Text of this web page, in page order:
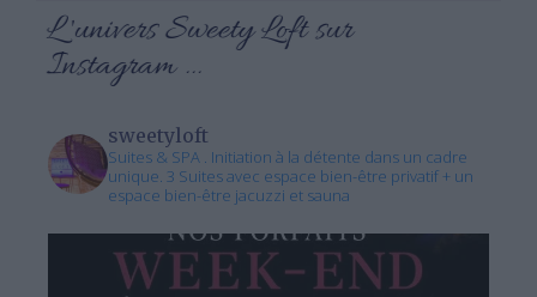
L 'univers Sweety Loft sur
Instagram ...
sweetyloft
Suites & SPA . Initiation à la détente dans un cadre
unique. 3 Suites avec espace bien-être privatif + un
espace bien-être jacuzzi et sauna